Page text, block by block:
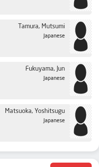
Tamura, Mutsumi
Japanese
Fukuyama, Jun
Japanese
Matsuoka, Yoshitsugu
Japanese